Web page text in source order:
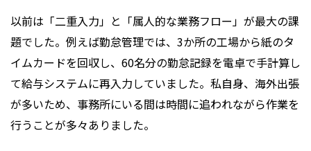
以前は「二重入力」と「属人的な業務フロー」が最大の課
題でした。例えば勤怠管理では、3か所の工場から紙のタ
イムカードを回収し、60名分の勤怠記録を電卓で手計算し
て給与システムに再入力していました。私自身、海外出張
が多いため、事務所にいる間は時間に追われながら作業を
行うことが多々ありました。